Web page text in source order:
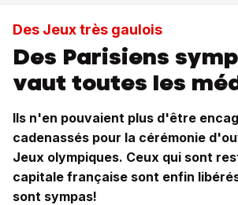
Des Jeux très gaulois
Des Parisiens
vaut toutes les
Ils n'en pouvaient plus d'être
cadenassés pour la cérémonie
Jeux olympiques. Ceux qui sont
capitale française sont enfin
sont sympas!